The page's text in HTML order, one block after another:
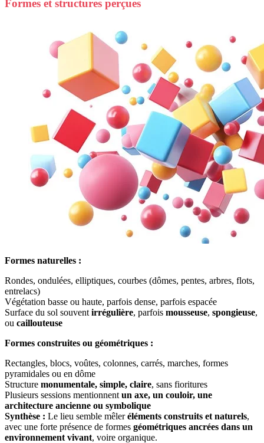
Formes et structures perçues
Formes naturelles :
Rondes, ondulées, elliptiques, courbes (dômes, pentes, arbres, flots,
entrelacs)
Végétation basse ou haute, parfois dense, parfois espacée
Surface du sol souvent irrégulière, parfois mousseuse, spongieuse,
ou caillouteuse
Formes construites ou géométriques :
Rectangles, blocs, voûtes, colonnes, carrés, marches, formes
pyramidales ou en dôme
Structure monumentale, simple, claire, sans fioritures
Plusieurs sessions mentionnent un axe, un couloir, une
architecture ancienne ou symbolique
Synthèse : Le lieu semble mêleréléments construits et naturels,
avec une forte présence de formes géométriques ancrées dans un
environnement vivant, voire organique.